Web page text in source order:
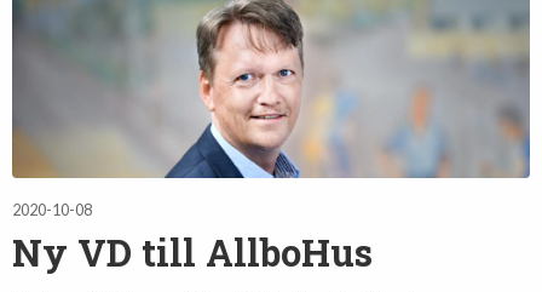
2020-10-08
Ny VD till AllboHus